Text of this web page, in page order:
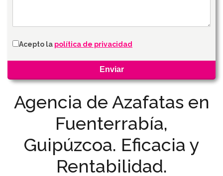
Agencia de Azafatas en
Fuenterrabía,
Guipúzcoa. Eficacia y
Rentabilidad.
Acepto la política de privacidad